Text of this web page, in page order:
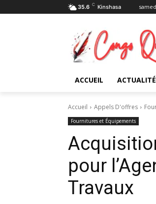
35.6 C Kinshasa
ACCUEIL ACTUALITÉ
Accueil Appels D'offres
Fournitures et Équipements
pour
Travaux